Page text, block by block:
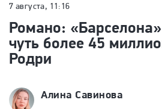
7 августа, 11:16
Романо:
чуть более 45
Родри
Алина Савинова